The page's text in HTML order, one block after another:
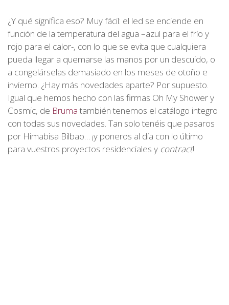
¿Y qué significa eso? Muy fácil: el led se enciende en
función de la temperatura del agua –azul para el frío y
rojo para el calor-, con lo que se evita que cualquiera
pueda llegar a quemarse las manos por un descuido, o
a congelárselas demasiado en los meses de otoño e
invierno. ¿Hay más novedades aparte? Por supuesto.
Igual que hemos hecho con las firmas Oh My Shower y
Cosmic, de Brumatambién tenemos el catálogo integro
con todas sus novedades. Tan solo tenéis que pasaros
por Himabisa Bilbao… ¡y poneros al día con lo último
para vuestros proyectos residenciales y contract!